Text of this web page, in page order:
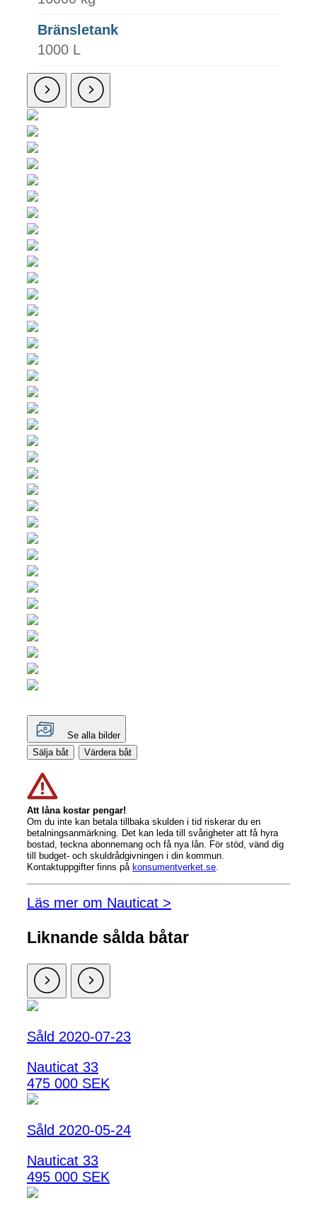
Bränsletank
1000 L
Se alla bilder
Sälja båt
Värdera båt
Att låna kostar pengar!
Om du inte kan betala tillbaka skulden i tid riskerar du en
betalningsanmärkning. Det kan leda till svårigheter att få hyra
bostad, teckna abonnemang och få nya lån. För stöd, vänd dig
till budget- och skuldrådgivningen i din kommun.
Kontaktuppgifter finns på konsumentverket.se.
Läs mer om Nauticat >
Liknande sålda båtar
Såld 2020-07-23
Nauticat 33
475 000 SEK
Såld 2020-05-24
Nauticat 33
495 000 SEK